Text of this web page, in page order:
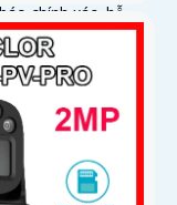
chính xác, hỗ